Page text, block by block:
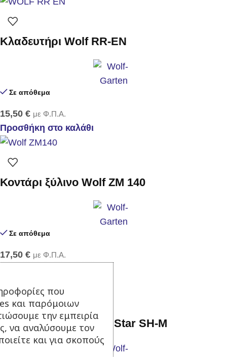
Κλαδευτήρι Wolf RR-EN
Σε απόθεμα
15,50 € με Φ.Π.Α.
Προσθήκη στο καλάθι
Κοντάρι ξύλινο Wolf ZM 140
Σε απόθεμα
17,50 € με Φ.Π.Α.
Τσάπα ζιζανίων Multi Star SH-M
που
και παρόμοιων
την εμπειρία
να αναλύσουμε τον
και για σκοπούς